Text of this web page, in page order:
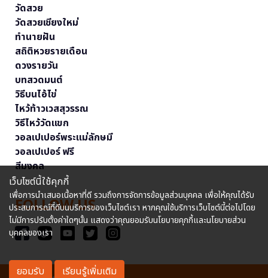
วัดสวย
วัดสวยเชียงใหม่
ทำนายฝัน
สถิติหวยรายเดือน
ดวงรายวัน
บทสวดมนต์
วิธีบนไอ้ไข่
ไหว้ท้าวเวสสุวรรณ
วิธีไหว้วัดแขก
วอลเปเปอร์พระแม่ลักษมี
วอลเปเปอร์ ฟรี
สีมงคล
FOLLOW US
เว็บไซต์นี้ใช้คุกกี้
เพื่อการนำเสนอเนื้อหาที่ดี รวมถึงการจัดการข้อมูลส่วนบุคคล เพื่อให้คุณได้รับ
ประสบการณ์ที่ดีบนบริการของเว็บไซต์เรา หากคุณใช้บริการเว็บไซต์นี้ต่อไปโดย
ไม่มีการปรับตั้งค่าใดๆนั้น แสดงว่าคุณยอมรับนโยบายคุกกี้และนโยบายส่วน
บุคคลของเรา
ยอมรับ เรียนรู้เพิ่มเติม